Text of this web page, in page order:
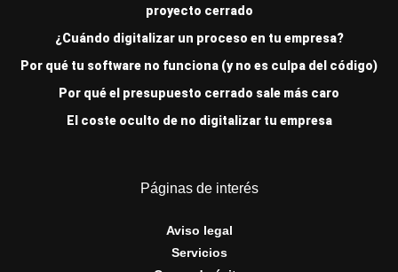
proyecto cerrado
¿Cuándo digitalizar un proceso en tu empresa?
Por qué tu software no funciona (y no es culpa del código)
Por qué el presupuesto cerrado sale más caro
El coste oculto de no digitalizar tu empresa
Páginas de interés
Aviso legal
Servicios